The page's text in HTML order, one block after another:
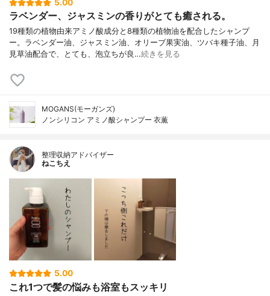
5.00
ラベンダー、ジャスミンの香りがとても癒される。
19種類の植物由来アミノ酸成分と8種類の植物油を配合したシャンプ
ー。ラベンダー油、ジャスミン油、オリーブ果実油、ツバキ種子油、月
見草油配合で、とても、泡立ちが良…続きを見る
MOGANS(モーガンズ)
ノンシリコン アミノ酸シャンプー 衣薫
整理収納アドバイザー
ねこちえ
5.00
これ1つで髪の悩みも浴室もスッキリ